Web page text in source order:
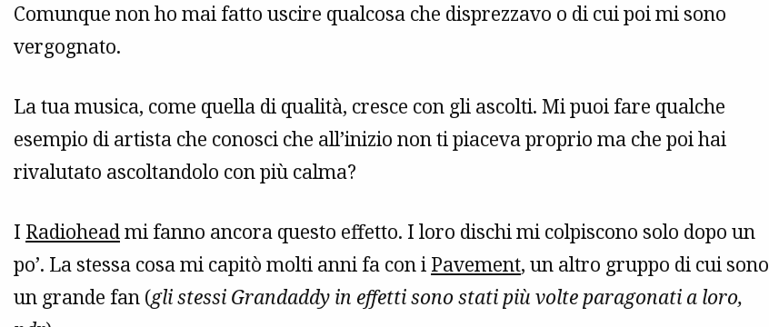
Comunque non ho mai fatto uscire qualcosa che disprezzavo o di cui poi mi sono
vergognato.
La tua musica, come quella di qualità, cresce con gli ascolti. Mi puoi fare qualche
esempio di artista che conosci che all’inizio non ti piaceva proprio ma che poi hai
rivalutato ascoltandolo con più calma?
I Radioheadmi fanno ancora questo effetto. I loro dischi mi colpiscono solo dopo un
po’. La stessa cosa mi capitò molti anni fa con i Pavement, un altro gruppo di cui sono
un grande fan (gli stessi Grandaddy in effetti sono stati più volte paragonati a loro,